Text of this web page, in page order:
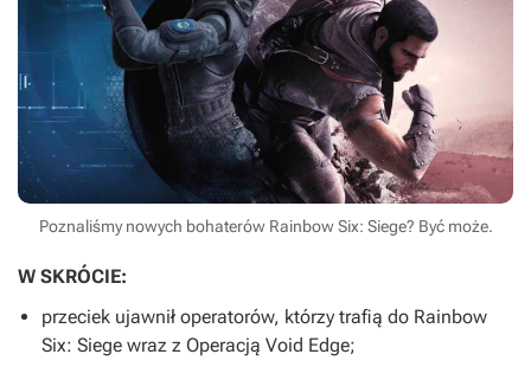
Poznaliśmy nowych bohaterów Rainbow Six: Siege? Być może.
W SKRÓCIE:
przeciek ujawnił operatorów, którzy trafią do Rainbow
Six: Siege wraz z Operacją Void Edge;